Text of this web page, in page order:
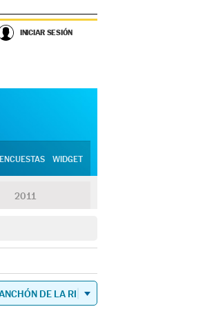
INICIAR SESIÓN
ENCUESTAS WIDGET
2011